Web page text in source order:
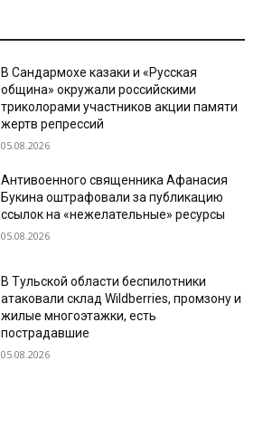
В Сандармохе казаки и «Русская
община» окружали российскими
триколорами участников акции памяти
жертв репрессий
05.08.2026
Антивоенного священника Афанасия
Букина оштрафовали за публикацию
ссылок на «нежелательные» ресурсы
05.08.2026
В Тульской области беспилотники
атаковали склад Wildberries, промзону и
жилые многоэтажки, есть
пострадавшие
05.08.2026